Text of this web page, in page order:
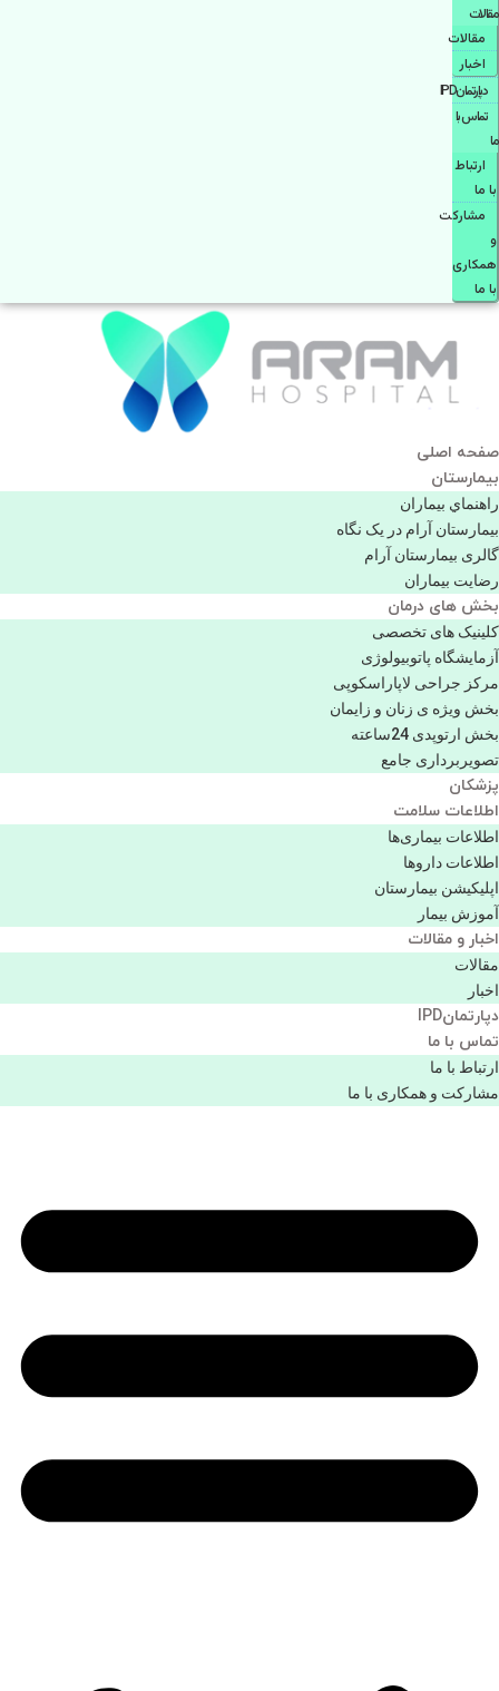
مقالات
مقالات
اخبار
دپارتمانIPD
تماس با
ما
ارتباط
با ما
مشاركت
و
همكاری
با ما
صفحه اصلی
بيمارستان
راهنماي بیماران
بیمارستان آرام در یک نگاه
گالری بیمارستان آرام
رضایت بیماران
بخش های درمان
کلینیک های تخصصی
آزمایشگاه پاتوبیولوژی
مرکز جراحی لاپاراسکوپی
بخش ویژه ی زنان و زایمان
بخش ارتوپدی 24ساعته
تصویربرداری جامع
پزشكان
اطلاعات سلامت
اطلاعات بیماری‌ها
اطلاعات دارو‌ها
اپليكيشن بيمارستان
آموزش بیمار
اخبار و مقالات
مقالات
اخبار
دپارتمانIPD
تماس با ما
ارتباط با ما
مشاركت و همكاری با ما